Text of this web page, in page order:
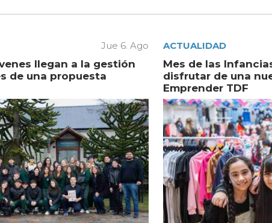
Jue 6. Ago
llegan a la gestión
de una propuesta
ACTUALIDAD
Mes de las
disfrutar de una
Emprender TDF